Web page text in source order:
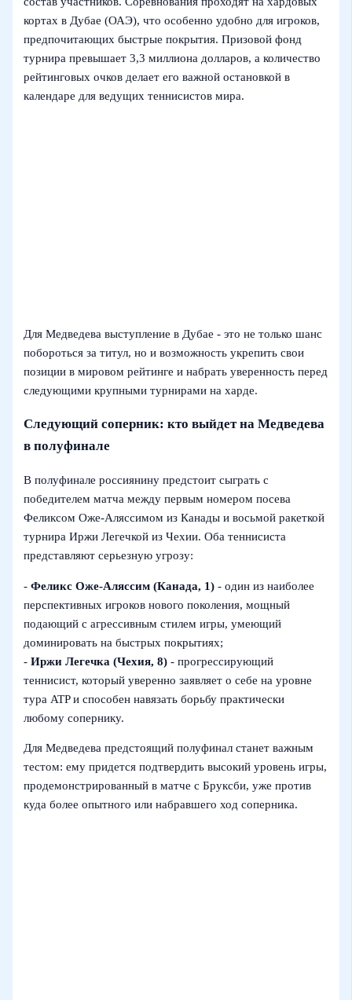
кортах в Дубае (ОАЭ), что особенно удобно для игроков,
предпочитающих быстрые покрытия. Призовой фонд
турнира превышает 3,3 миллиона долларов, а количество
рейтинговых очков делает его важной остановкой в
календаре для ведущих теннисистов мира.
Для Медведева выступление в Дубае - это не только шанс
побороться за титул, но и возможность укрепить свои
позиции в мировом рейтинге и набрать уверенность перед
следующими крупными турнирами на харде.
Следующий соперник: кто выйдет на Медведева
в полуфинале
В полуфинале россиянину предстоит сыграть с
победителем матча между первым номером посева
Феликсом Оже-Аляссимом из Канады и восьмой ракеткой
турнира Иржи Легечкой из Чехии. Оба теннисиста
представляют серьезную угрозу:
-Феликс Оже-Аляссим (Канада, 1) - один из наиболее
перспективных игроков нового поколения, мощный
подающий с агрессивным стилем игры, умеющий
доминировать на быстрых покрытиях;
-Иржи Легечка (Чехия, 8) - прогрессирующий
теннисист, который уверенно заявляет о себе на уровне
тура ATP и способен навязать борьбу практически
любому сопернику.
Для Медведева предстоящий полуфинал станет важным
тестом: ему придется подтвердить высокий уровень игры,
продемонстрированный в матче с Бруксби, уже против
куда более опытного или набравшего ход соперника.